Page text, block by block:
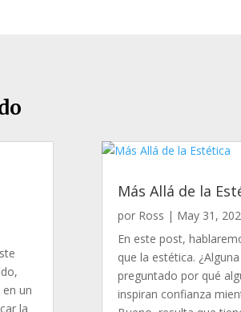
un
la
Más Allá de la
por Ross | May 31,
En este post,
que la estética.
preguntado por qué
inspiran confianza